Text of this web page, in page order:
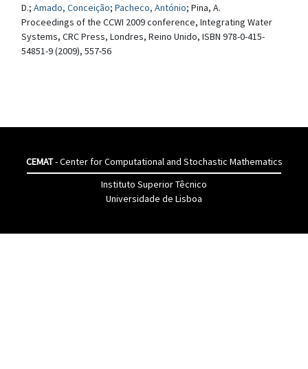
D.; Amado, Conceição; Pacheco, António; Pina, A.
Proceedings of the CCWI 2009 conference, Integrating Water
Systems, CRC Press, Londres, Reino Unido, ISBN 978-0-415-
54851-9 (2009), 557-56
CEMAT- Center for Computational and Stochastic Mathematics
Instituto Superior Têcnico
Universidade de Lisboa